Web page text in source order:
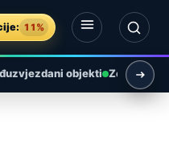
11%
objekti Zemlja i